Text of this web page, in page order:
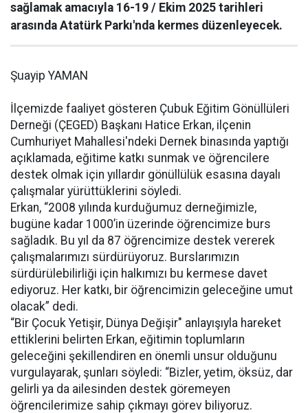
sağlamak amacıyla 16-19 / Ekim 2025 tarihleri
arasında Atatürk Parkı'nda kermes düzenleyecek.
Şuayip YAMAN
İlçemizde faaliyet gösteren Çubuk Eğitim Gönüllüleri
Derneği (ÇEGED) Başkanı Hatice Erkan, ilçenin
Cumhuriyet Mahallesi'ndeki Dernek binasında yaptığı
açıklamada, eğitime katkı sunmak ve öğrencilere
destek olmak için yıllardır gönüllülük esasına dayalı
çalışmalar yürüttüklerini söyledi.
Erkan, “2008 yılında kurduğumuz derneğimizle,
bugüne kadar 1000’in üzerinde öğrencimize burs
sağladık. Bu yıl da 87 öğrencimize destek vererek
çalışmalarımızı sürdürüyoruz. Burslarımızın
sürdürülebilirliği için halkımızı bu kermese davet
ediyoruz. Her katkı, bir öğrencimizin geleceğine umut
olacak” dedi.
“Bir Çocuk Yetişir, Dünya Değişir" anlayışıyla hareket
ettiklerini belirten Erkan, eğitimin toplumların
geleceğini şekillendiren en önemli unsur olduğunu
vurgulayarak, şunları söyledi: “Bizler, yetim, öksüz, dar
gelirli ya da ailesinden destek göremeyen
öğrencilerimize sahip çıkmayı görev biliyoruz.